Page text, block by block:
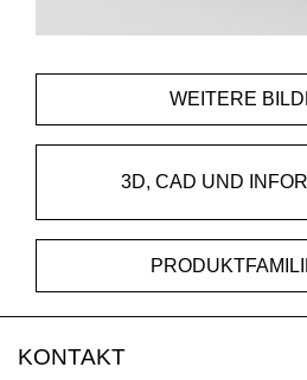
WEITERE
3D, CAD UND
KONTAKT